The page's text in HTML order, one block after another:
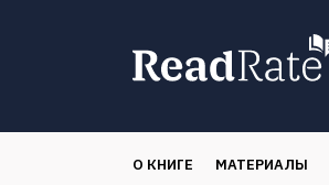
О КНИГЕ МАТЕРИАЛЫ